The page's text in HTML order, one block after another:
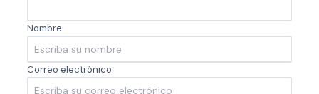
Nombre
Correo electrónico